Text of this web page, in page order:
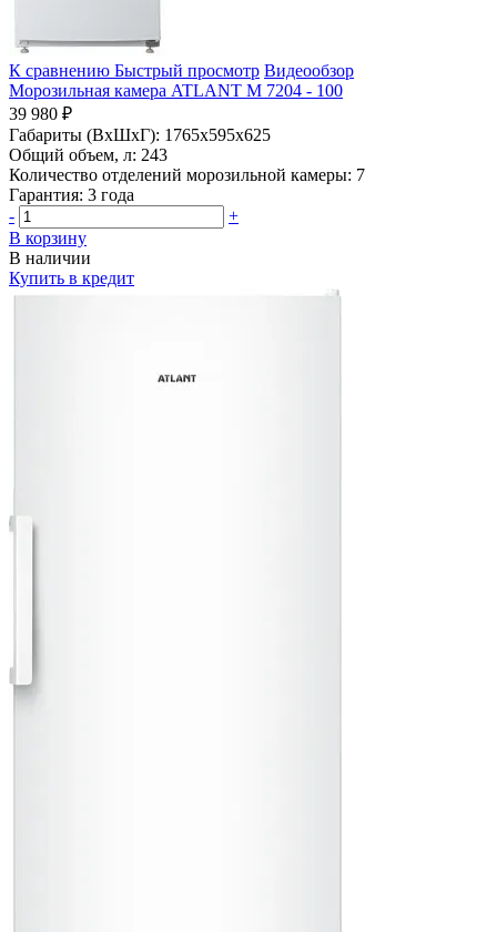
К сравнению Быстрый просмотр Видеообзор
Морозильная камера ATLANT М 7204 - 100
39 980 ₽
Габариты (ВхШхГ): 1765x595x625
Общий объем, л: 243
Количество отделений морозильной камеры: 7
Гарантия: 3 года
-
+
В корзину
В наличии
Купить в кредит